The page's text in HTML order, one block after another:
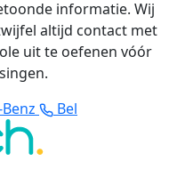
informatie. Wij
altijd contact met
uit te oefenen vóór
Bel